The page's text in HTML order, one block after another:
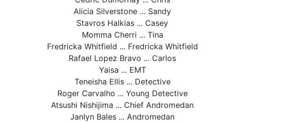
Alicia Silverstone ... Sandy
Stavros Halkias ... Casey
Momma Cherri ... Tina
Fredricka Whitfield ... Fredricka Whitfield
Rafael Lopez Bravo ... Carlos
Yaisa ... EMT
Teneisha Ellis ... Detective
Roger Carvalho ... Young Detective
Atsushi Nishijima ... Chief Andromedan
Janlyn Bales ... Andromedan